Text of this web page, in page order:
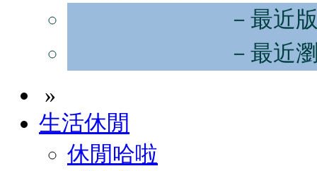
－最近
－最近
»
生活休閒
休閒哈啦